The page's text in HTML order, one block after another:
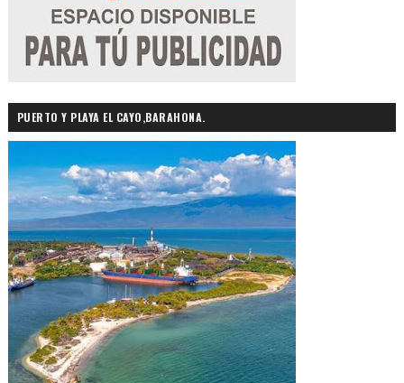
PUERTO Y PLAYA EL CAYO,BARAHONA.